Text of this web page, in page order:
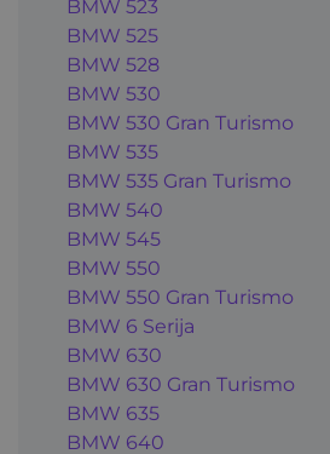
BMW 523
BMW 525
BMW 528
BMW 530
BMW 530 Gran Turismo
BMW 535
BMW 535 Gran Turismo
BMW 540
BMW 545
BMW 550
BMW 550 Gran Turismo
BMW 6 Serija
BMW 630
BMW 630 Gran Turismo
BMW 635
BMW 640